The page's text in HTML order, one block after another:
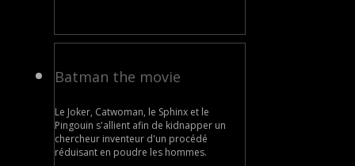
Batman the movie
Le Joker, Catwoman, le Sphinx et le
Pingouin s'allient afin de kidnapper un
chercheur inventeur d'un procédé
réduisant en poudre les hommes.